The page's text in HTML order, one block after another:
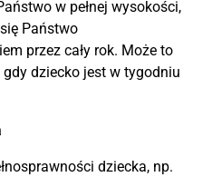
w pełnej wysokości,
Państwo
przez cały rok. Może to
gdy dziecko jest w tygodniu
dziecka, np.